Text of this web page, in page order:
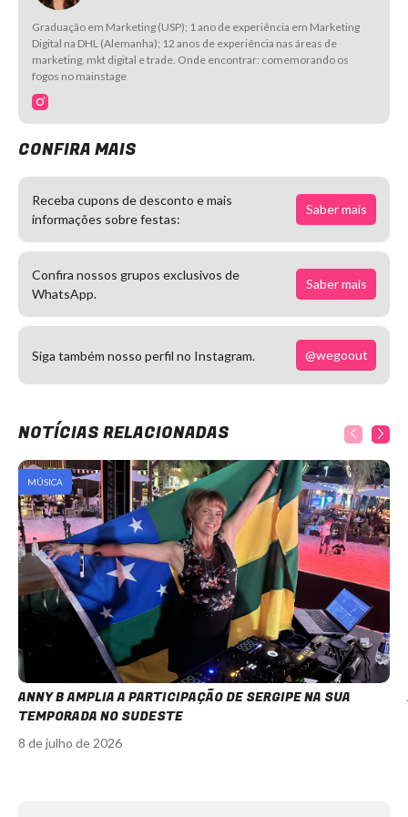
Graduação em Marketing (USP); 1 ano de experiência em Marketing
Digital na DHL (Alemanha); 12 anos de experiência nas áreas de
marketing, mkt digital e trade. Onde encontrar: comemorando os
fogos no mainstage
CONFIRA MAIS
Receba cupons de desconto e mais
informações sobre festas:
Saber mais
Confira nossos grupos exclusivos de
WhatsApp.
Saber mais
Siga também nosso perfil no Instagram. @wegoout
NOTÍCIAS RELACIONADAS
MÚSICA
ANNY B AMPLIA A PARTICIPAÇÃO DE SERGIPE NA SUA
TEMPORADA NO SUDESTE
8 de julho de 2026